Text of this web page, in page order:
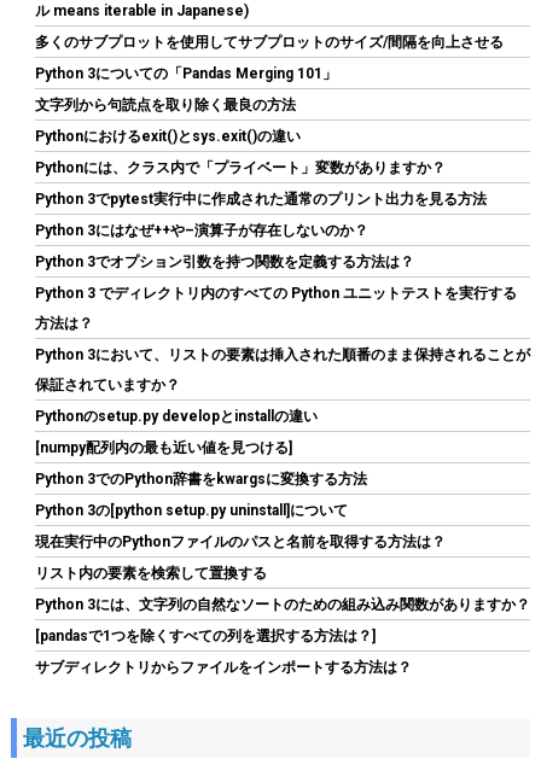
M.2 2280mm SSD両面ヒートシンク、PC / PS5用サーマルシリコ
ンパッド付きM.2 PCIE NVMe SSD (銀色)
(5441953) GBP 4.81 (2026-08-09 04:05 GMT +09:00 時点 -
こちら)
Biwin NV7400 1TB SSD NVMe2.0 M.2 Type 2280 PCIe Gen4×4 最
大読込：7450MB/s (R:7450MB/s、W:6500MB/s) 内蔵SSD 高耐
久 PS5/PS5 Pro動作確認済み メーカー5年保証
(546827) GBP 134.59 (2026-08-09 04:05 GMT +09:00 時点 -詳細は
こちら)
ル means iterable in Japanese)
多くのサブプロットを使用してサブプロットのサイズ/間隔を向上させる
Python 3についての「Pandas Merging 101」
文字列から句読点を取り除く最良の方法
Pythonにおけるexit()とsys.exit()の違い
Pythonには、クラス内で「プライベート」変数がありますか？
Python 3でpytest実行中に作成された通常のプリント出力を見る方法
Python 3にはなぜ++や–演算子が存在しないのか？
Python 3でオプション引数を持つ関数を定義する方法は？
Python 3 でディレクトリ内のすべての Python ユニットテストを実行する
方法は？
Python 3において、リストの要素は挿入された順番のまま保持されることが
保証されていますか？
Pythonのsetup.py developとinstallの違い
[numpy配列内の最も近い値を見つける]
Python 3でのPython辞書をkwargsに変換する方法
Python 3の[python setup.py uninstall]について
現在実行中のPythonファイルのパスと名前を取得する方法は？
リスト内の要素を検索して置換する
Python 3には、文字列の自然なソートのための組み込み関数がありますか？
[pandasで1つを除くすべての列を選択する方法は？]
サブディレクトリからファイルをインポートする方法は？
最近の投稿